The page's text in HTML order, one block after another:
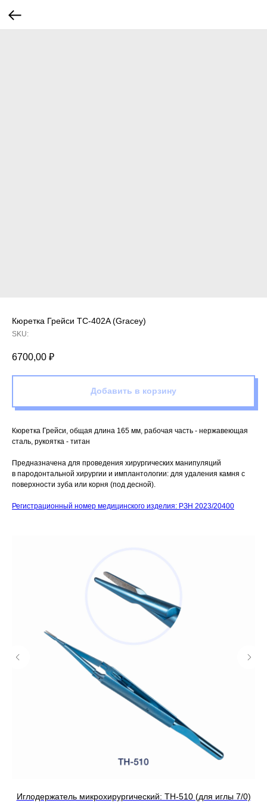
Кюретка Грейси TC-402A (Gracey)
SKU:
6700,00 ₽
Добавить в корзину
Кюретка Грейси, общая длина 165 мм, рабочая часть - нержавеющая
сталь, рукоятка - титан
Предназначена для проведения хирургических манипуляций
в пародонтальной хирургии и имплантологии: для удаления камня с
поверхности зуба или корня (под десной).
Регистрационный номер медицинского изделия: РЗН 2023/20400
Иглодержатель микрохирургический: TH-510 (для иглы 7/0)